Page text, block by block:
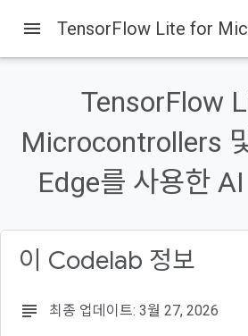
이 페이지의 내용
1. 소개
빌드할 항목
마이크로컨트롤러의 머신러닝
TensorFlow Lite For Microcontrollers (소프
menu
TensorFlow
Microcontrollers
Edge를 사용한
이 Codelab 정보
subject 최종 업데이트: 3월 27, 2026